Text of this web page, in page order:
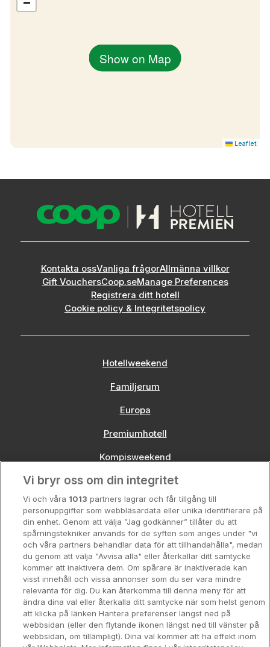
Show on Map
Leaflet
Kontakta ossVanliga frågorAllmänna villkor
Gift VouchersCoop.seManage Preferences
Registrera ditt hotell
Cookie policy & Integritetspolicy
Hotellweekend
Familjerum
Europa
Premiumhotell
Kompisweekend
Storstadsweekend
Hotellrum under 995 kr
Spahotell
Sydsverige
Om Hotellpremien
Nya hotell
Stadsweekend
Vi bryr oss om din integritet
Vi och våra 1013 partners lagrar och får tillgång till
personuppgifter som webbläsardata eller unika identifierare på
din enhet. Genom att välja ”Jag godkänner” tillåter du att
spårningstekniker används för de syften som anges under "vi
och våra partners behandlar data för att tillhandahålla", medan
du genom att välja "Avvisa alla" eller återkallar ditt samtycke
kommer att inaktivera dem. Om spårare är inaktiverade kan
visst innehåll och vissa annonser som du ser vara mindre
relevanta för dig. Du kan återkomma till denna meny för att
ändra dina val eller återkalla ditt samtycke när som helst genom
att klicka på länken Hantera preferenser längst ned på
webbsidan (eller den flytande ikonen längst ned till vänster på
webbsidan, om tillämpligt). Dina val kommer att ha effekt inom